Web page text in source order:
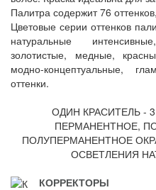
Палитра содержит 76
Цветовые серии оттенков
натуральные
золотистые, медные,
модно-концептуальные,
оттенки.
ОДИН КРАСИТЕЛЬ -
ПЕРМАНЕНТНОЕ,
ПОЛУПЕРМАНЕНТНОЕ
ОСВЕТЛЕНИЯ
КОРРЕКТОРЫ